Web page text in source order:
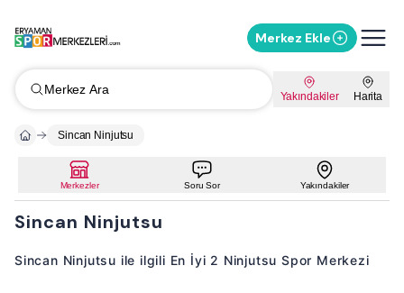
Merkez Ekle
Merkez Ara Yakındakiler Harita
Sincan Ninjutsu
Merkezler Soru Sor Yakındakiler
Sincan Ninjutsu
Sincan Ninjutsu ile ilgili En İyi 2 Ninjutsu Spor Merkezi